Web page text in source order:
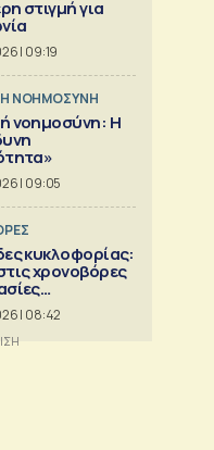
στιγμή για
| 09:19
ΝΟΗΜΟΣΥΝΗ
νοημοσύνη: Η
| 09:05
κυκλοφορίας:
χρονοβόρες
| 08:42